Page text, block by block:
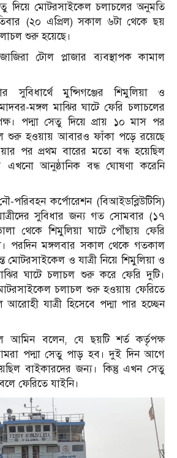
দিয়ে মোটরসাইকেল চলাচলের অনুমতি
(২০ এপ্রিল) সকাল ৬টা থেকে ছয়
শুরু হয়েছে।
টোল প্লাজার ব্যবস্থাপক কামাল
সুবিধার্থে মুন্সিগঞ্জের শিমুলিয়া ও
মঙ্গল মাঝির ঘাটে ফেরি চলাচলের
পদ্মা সেতু দিয়ে প্রায় ১০ মাস পর
শুরু হওয়ায় আবারও ফাঁকা পড়ে রয়েছে
পর প্রথম বারের মতো বন্ধ হয়েছিল
এখনো আনুষ্ঠানিক বন্ধ ঘোষণা করেনি
পরিবহন কর্পোরেশন (বিআইডব্লিউটিসি)
সুবিধার জন্য গত সোমবার (১৭
থেকে শিমুলিয়া ঘাটে পৌঁছায় ফেরি
পরদিন মঙ্গলবার সকাল থেকে গতকাল
মোটরসাইকেল ও যাত্রী নিয়ে শিমুলিয়া ও
ঘাটে চলাচল শুরু করে ফেরি দুটি।
চলাচল শুরু হওয়ায় ফেরিতে
যাত্রী হিসেবে পদ্মা পার হচ্ছেন
আমিন বলেন, যে ছয়টি শর্ত কর্তৃপক্ষ
পদ্মা সেতু পাড় হব। দুই দিন আগে
বাইকারদের জন্য। কিন্তু এখন সেতু
ফেরিতে যাইনি।